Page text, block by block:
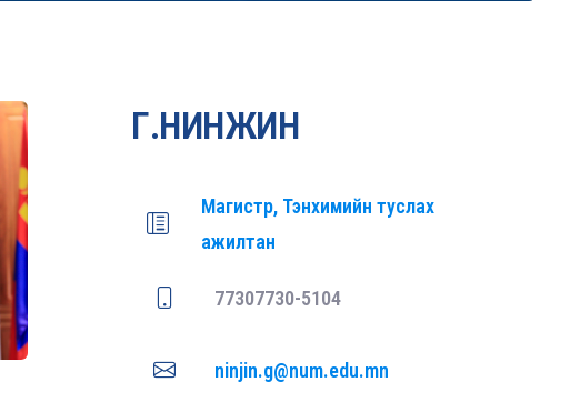
Г.НИНЖИН
Магистр, Тэнхимийн туслах
ажилтан
77307730-5104
ninjin.g@num.edu.mn